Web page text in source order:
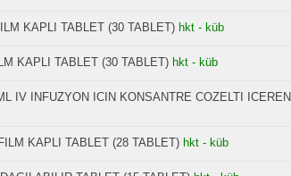
KAPLI TABLET (30 TABLET) hkt - küb
KAPLI TABLET (30 TABLET) hkt - küb
IV INFUZYON ICIN KONSANTRE COZELTI ICEREN
KAPLI TABLET (28 TABLET) hkt - küb